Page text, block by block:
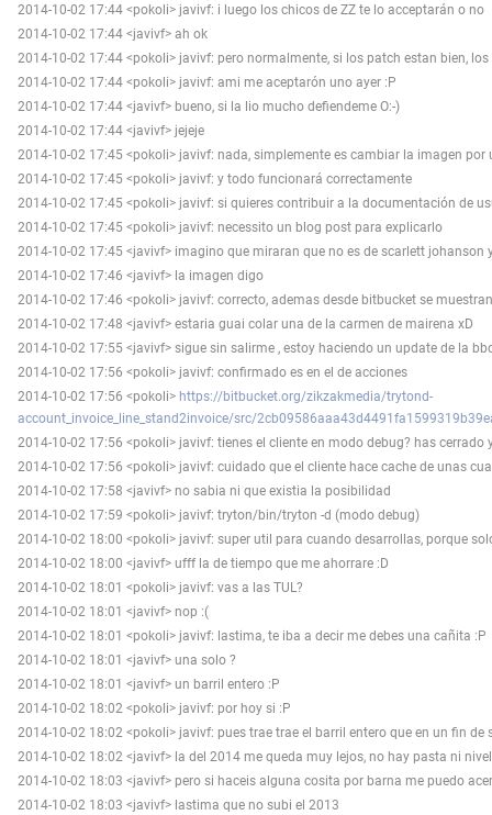
2014-10-02 17:44 <pokoli> javivf: i luego los chicos de ZZ te lo acceptarán o no
2014-10-02 17:44 <javivf> ah ok
2014-10-02 17:44 <pokoli> javivf: pero normalmente, si los patch estan bien,
2014-10-02 17:44 <pokoli> javivf: ami me aceptarón uno ayer :P
2014-10-02 17:44 <javivf> bueno, si la lio mucho defiendeme O:-)
2014-10-02 17:44 <javivf> jejeje
2014-10-02 17:45 <pokoli> javivf: nada, simplemente es cambiar la imagen
2014-10-02 17:45 <pokoli> javivf: y todo funcionará correctamente
2014-10-02 17:45 <pokoli> javivf: si quieres contribuir a la documentación de
2014-10-02 17:45 <pokoli> javivf: necessito un blog post para explicarlo
2014-10-02 17:45 <javivf> imagino que miraran que no es de scarlett johanson
2014-10-02 17:46 <javivf> la imagen digo
2014-10-02 17:46 <pokoli> javivf: correcto, ademas desde bitbucket se
2014-10-02 17:48 <javivf> estaria guai colar una de la carmen de mairena xD
2014-10-02 17:55 <javivf> sigue sin salirme , estoy haciendo un update de la
2014-10-02 17:56 <pokoli> javivf: confirmado es en el de acciones
2014-10-02 17:56 <pokoli> https://bitbucket.org/zikzakmedia/trytond-
account_invoice_line_stand2invoice/src/
2014-10-02 17:56 <pokoli> javivf: tienes el cliente en modo debug? has cerrado
2014-10-02 17:56 <pokoli> javivf: cuidado que el cliente hace cache de unas
2014-10-02 17:58 <javivf> no sabia ni que existia la posibilidad
2014-10-02 17:59 <pokoli> javivf: tryton/bin/tryton -d (modo debug)
2014-10-02 18:00 <pokoli> javivf: super util para cuando desarrollas, porque
2014-10-02 18:00 <javivf> ufff la de tiempo que me ahorrare :D
2014-10-02 18:01 <pokoli> javivf: vas a las TUL?
2014-10-02 18:01 <javivf> nop :(
2014-10-02 18:01 <pokoli> javivf: lastima, te iba a decir me debes una cañita :P
2014-10-02 18:01 <javivf> una solo ?
2014-10-02 18:01 <javivf> un barril entero :P
2014-10-02 18:02 <pokoli> javivf: por hoy si :P
2014-10-02 18:02 <pokoli> javivf: pues trae trae el barril entero que en un fin de
2014-10-02 18:02 <javivf> la del 2014 me queda muy lejos, no hay pasta ni
2014-10-02 18:03 <javivf> pero si haceis alguna cosita por barna me puedo
2014-10-02 18:03 <javivf> lastima que no subi el 2013